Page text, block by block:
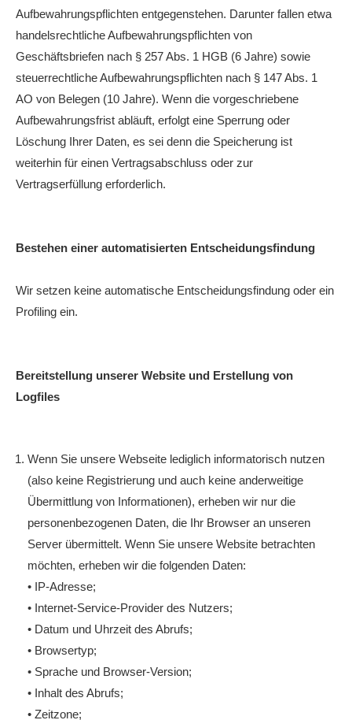
Aufbewahrungspflichten entgegenstehen. Darunter fallen etwa
handelsrechtliche Aufbewahrungspflichten von
Geschäftsbriefen nach § 257 Abs. 1 HGB (6 Jahre) sowie
steuerrechtliche Aufbewahrungspflichten nach § 147 Abs. 1
AO von Belegen (10 Jahre). Wenn die vorgeschriebene
Aufbewahrungsfrist abläuft, erfolgt eine Sperrung oder
Löschung Ihrer Daten, es sei denn die Speicherung ist
weiterhin für einen Vertragsabschluss oder zur
Vertragserfüllung erforderlich.
Bestehen einer automatisierten Entscheidungsfindung
Wir setzen keine automatische Entscheidungsfindung oder ein
Profiling ein.
Bereitstellung unserer Website und Erstellung von
Logfiles
Wenn Sie unsere Webseite lediglich informatorisch nutzen
(also keine Registrierung und auch keine anderweitige
Übermittlung von Informationen), erheben wir nur die
personenbezogenen Daten, die Ihr Browser an unseren
Server übermittelt. Wenn Sie unsere Website betrachten
möchten, erheben wir die folgenden Daten:
• IP-Adresse;
• Internet-Service-Provider des Nutzers;
• Datum und Uhrzeit des Abrufs;
• Browsertyp;
• Sprache und Browser-Version;
• Inhalt des Abrufs;
• Zeitzone;